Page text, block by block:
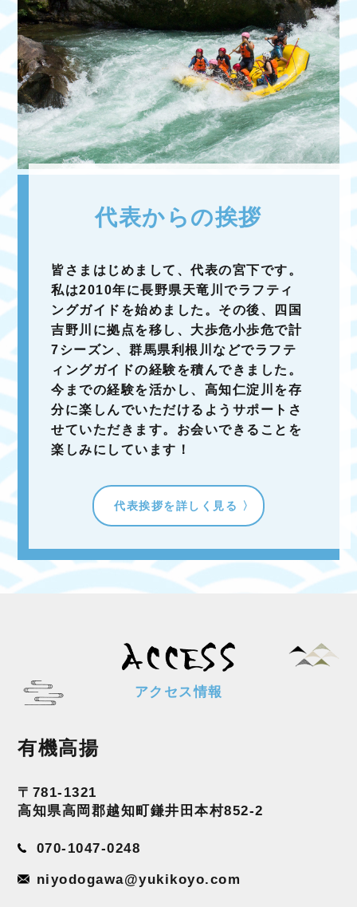
代表からの挨拶
皆さまはじめまして、代表の宮下です。
私は2010年に長野県天竜川でラフティ
ングガイドを始めました。その後、四国
吉野川に拠点を移し、大歩危小歩危で計
7シーズン、群馬県利根川などでラフテ
ィングガイドの経験を積んできました。
今までの経験を活かし、高知仁淀川を存
分に楽しんでいただけるようサポートさ
せていただきます。お会いできることを
楽しみにしています！
代表挨拶を詳しく見る
アクセス情報
有機高揚
〒781-1321
高知県高岡郡越知町鎌井田本村852-2
070-1047-0248
niyodogawa@yukikoyo.com